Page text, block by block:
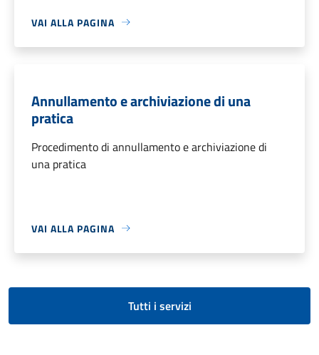
VAI ALLA PAGINA
Annullamento e archiviazione di una
pratica
Procedimento di annullamento e archiviazione di
una pratica
VAI ALLA PAGINA
Tutti i servizi